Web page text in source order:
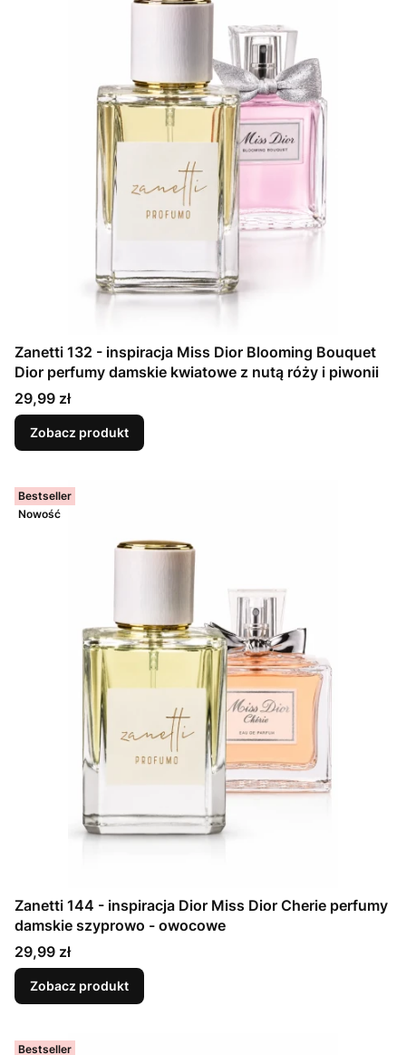
Zanetti 132 - inspiracja Miss Dior Blooming Bouquet
Dior perfumy damskie kwiatowe z nutą róży i piwonii
Cena
29,99 zł
Zobacz produkt
Bestseller
Nowość
Zanetti 144 - inspiracja Dior Miss Dior Cherie perfumy
damskie szyprowo - owocowe
Cena
29,99 zł
Zobacz produkt
Bestseller